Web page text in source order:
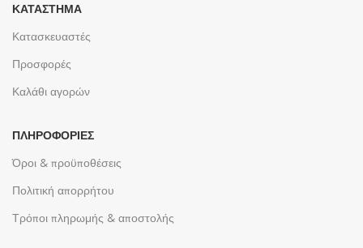
ΚΑΤΆΣΤΗΜΑ
Κατασκευαστές
Προσφορές
Καλάθι αγορών
ΠΛΗΡΟΦΟΡΊΕΣ
Όροι & προϋποθέσεις
Πολιτική απορρήτου
Τρόποι πληρωμής & αποστολής